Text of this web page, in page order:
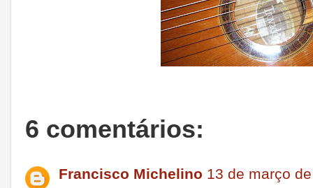
6 comentários:
Francisco Michelino 13 de março